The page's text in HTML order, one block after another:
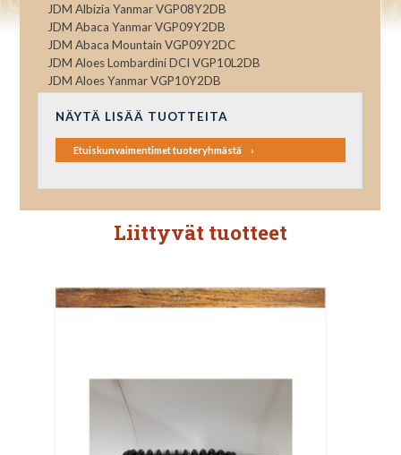
JDM Albizia Yanmar VGP08Y2DB
JDM Abaca Yanmar VGP09Y2DB
JDM Abaca Mountain VGP09Y2DC
JDM Aloes Lombardini DCI VGP10L2DB
JDM Aloes Yanmar VGP10Y2DB
NÄYTÄ LISÄÄ TUOTTEITA
Etuiskunvaimentimet tuoteryhmästä
Liittyvät tuotteet